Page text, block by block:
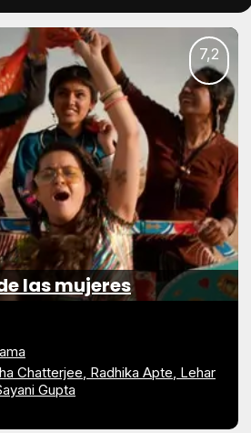
7,2
las mujeres
Chatterjee Radhika Apte Lehar
Gupta